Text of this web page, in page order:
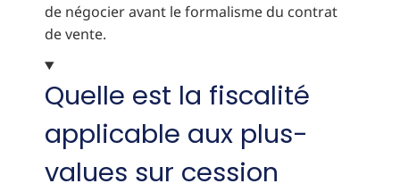
de négocier avant le formalisme du contrat
de vente.
Quelle est la fiscalité
applicable aux plus-
values sur cession